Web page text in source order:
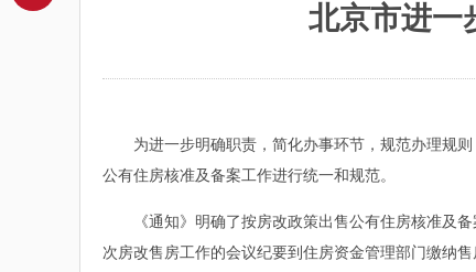
北京市进一
为进一步明确职责，简化办事环节，规范办理规则
公有住房核准及备案工作进行统一和规范。
《通知》明确了按房改政策出售公有住房核准及备
次房改售房工作的会议纪要到住房资金管理部门缴纳